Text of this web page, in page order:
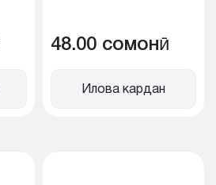
48.00 сомонӣ
Илова кардан